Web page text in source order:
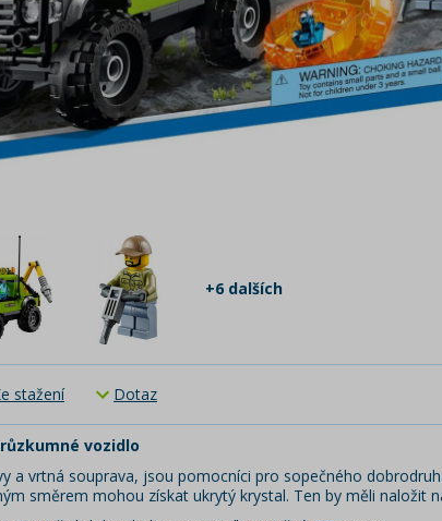
+6 dalších
stažení Dotaz
vozidlo
a vrtná souprava, jsou pomocníci pro sopečného
směrem mohou získat ukrytý krystal. Ten by měli naložit